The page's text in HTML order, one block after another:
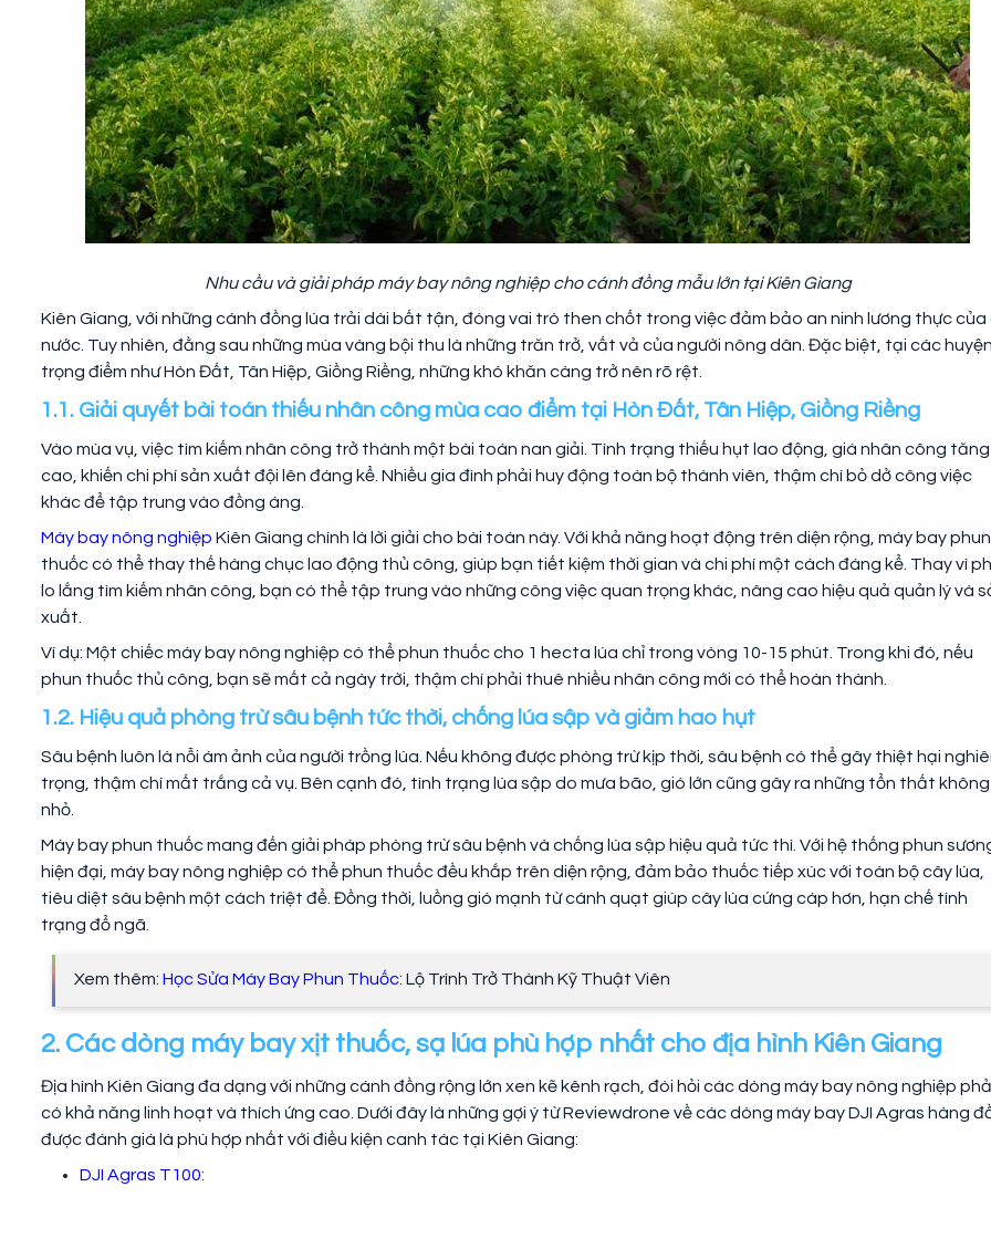
Nhu cầu và giải pháp máy bay nông nghiệp cho cánh đồng mẫu lớn tại Kiên Giang
Kiên Giang, với những cánh đồng lúa trải dài bất tận, đóng vai trò then chốt trong việc đảm bảo an ninh lương thực của
nước. Tuy nhiên, đằng sau những mùa vàng bội thu là những trăn trở, vất vả của người nông dân. Đặc biệt, tại các huyện
trọng điểm như Hòn Đất, Tân Hiệp, Giồng Riềng, những khó khăn càng trở nên rõ rệt.
1.1. Giải quyết bài toán thiếu nhân công mùa cao điểm tại Hòn Đất, Tân Hiệp, Giồng Riềng
Vào mùa vụ, việc tìm kiếm nhân công trở thành một bài toán nan giải. Tình trạng thiếu hụt lao động, giá nhân công tăng
cao, khiến chi phí sản xuất đội lên đáng kể. Nhiều gia đình phải huy động toàn bộ thành viên, thậm chí bỏ dở công việc
khác để tập trung vào đồng áng.
Máy bay nông nghiệp Kiên Giang chính là lời giải cho bài toán này. Với khả năng hoạt động trên diện rộng, máy bay phun
thuốc có thể thay thế hàng chục lao động thủ công, giúp bạn tiết kiệm thời gian và chi phí một cách đáng kể. Thay vì
lo lắng tìm kiếm nhân công, bạn có thể tập trung vào những công việc quan trọng khác, nâng cao hiệu quả quản lý và
xuất.
Ví dụ: Một chiếc máy bay nông nghiệp có thể phun thuốc cho 1 hecta lúa chỉ trong vòng 10-15 phút. Trong khi đó, nếu
phun thuốc thủ công, bạn sẽ mất cả ngày trời, thậm chí phải thuê nhiều nhân công mới có thể hoàn thành.
1.2. Hiệu quả phòng trừ sâu bệnh tức thời, chống lúa sập và giảm hao hụt
Sâu bệnh luôn là nỗi ám ảnh của người trồng lúa. Nếu không được phòng trừ kịp thời, sâu bệnh có thể gây thiệt hại
trọng, thậm chí mất trắng cả vụ. Bên cạnh đó, tình trạng lúa sập do mưa bão, gió lớn cũng gây ra những tổn thất không
nhỏ.
Máy bay phun thuốc mang đến giải pháp phòng trừ sâu bệnh và chống lúa sập hiệu quả tức thì. Với hệ thống phun
hiện đại, máy bay nông nghiệp có thể phun thuốc đều khắp trên diện rộng, đảm bảo thuốc tiếp xúc với toàn bộ cây lúa,
tiêu diệt sâu bệnh một cách triệt để. Đồng thời, luồng gió mạnh từ cánh quạt giúp cây lúa cứng cáp hơn, hạn chế tình
trạng đổ ngã.
Xem thêm: Học Sửa Máy Bay Phun Thuốc: Lộ Trình Trở Thành Kỹ Thuật Viên
2. Các dòng máy bay xịt thuốc, sạ lúa phù hợp nhất cho địa hình Kiên Giang
Địa hình Kiên Giang đa dạng với những cánh đồng rộng lớn xen kẽ kênh rạch, đòi hỏi các dòng máy bay nông nghiệp
có khả năng linh hoạt và thích ứng cao. Dưới đây là những gợi ý từ Reviewdrone về các dòng máy bay DJI Agras hàng
được đánh giá là phù hợp nhất với điều kiện canh tác tại Kiên Giang:
DJI Agras T100: